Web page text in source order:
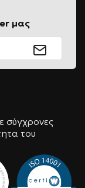
μας
σύγχρονες
του